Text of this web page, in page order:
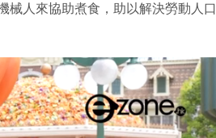
械人來協助煮食，助以解決勞動人口